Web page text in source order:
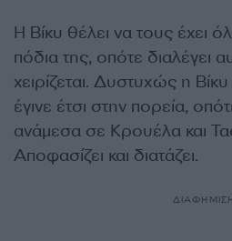
Η Βίκυ θέλει να τους έχει
πόδια της, οπότε διαλέγει
χειρίζεται. Δυστυχώς η
έγινε έτσι στην πορεία,
ανάμεσα σε Κρουέλα και
Αποφασίζει και διατάζει.
ΔΙΑΦΗΜΙΣΗ